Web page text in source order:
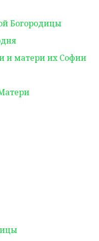
Богородицы
и матери их Софии